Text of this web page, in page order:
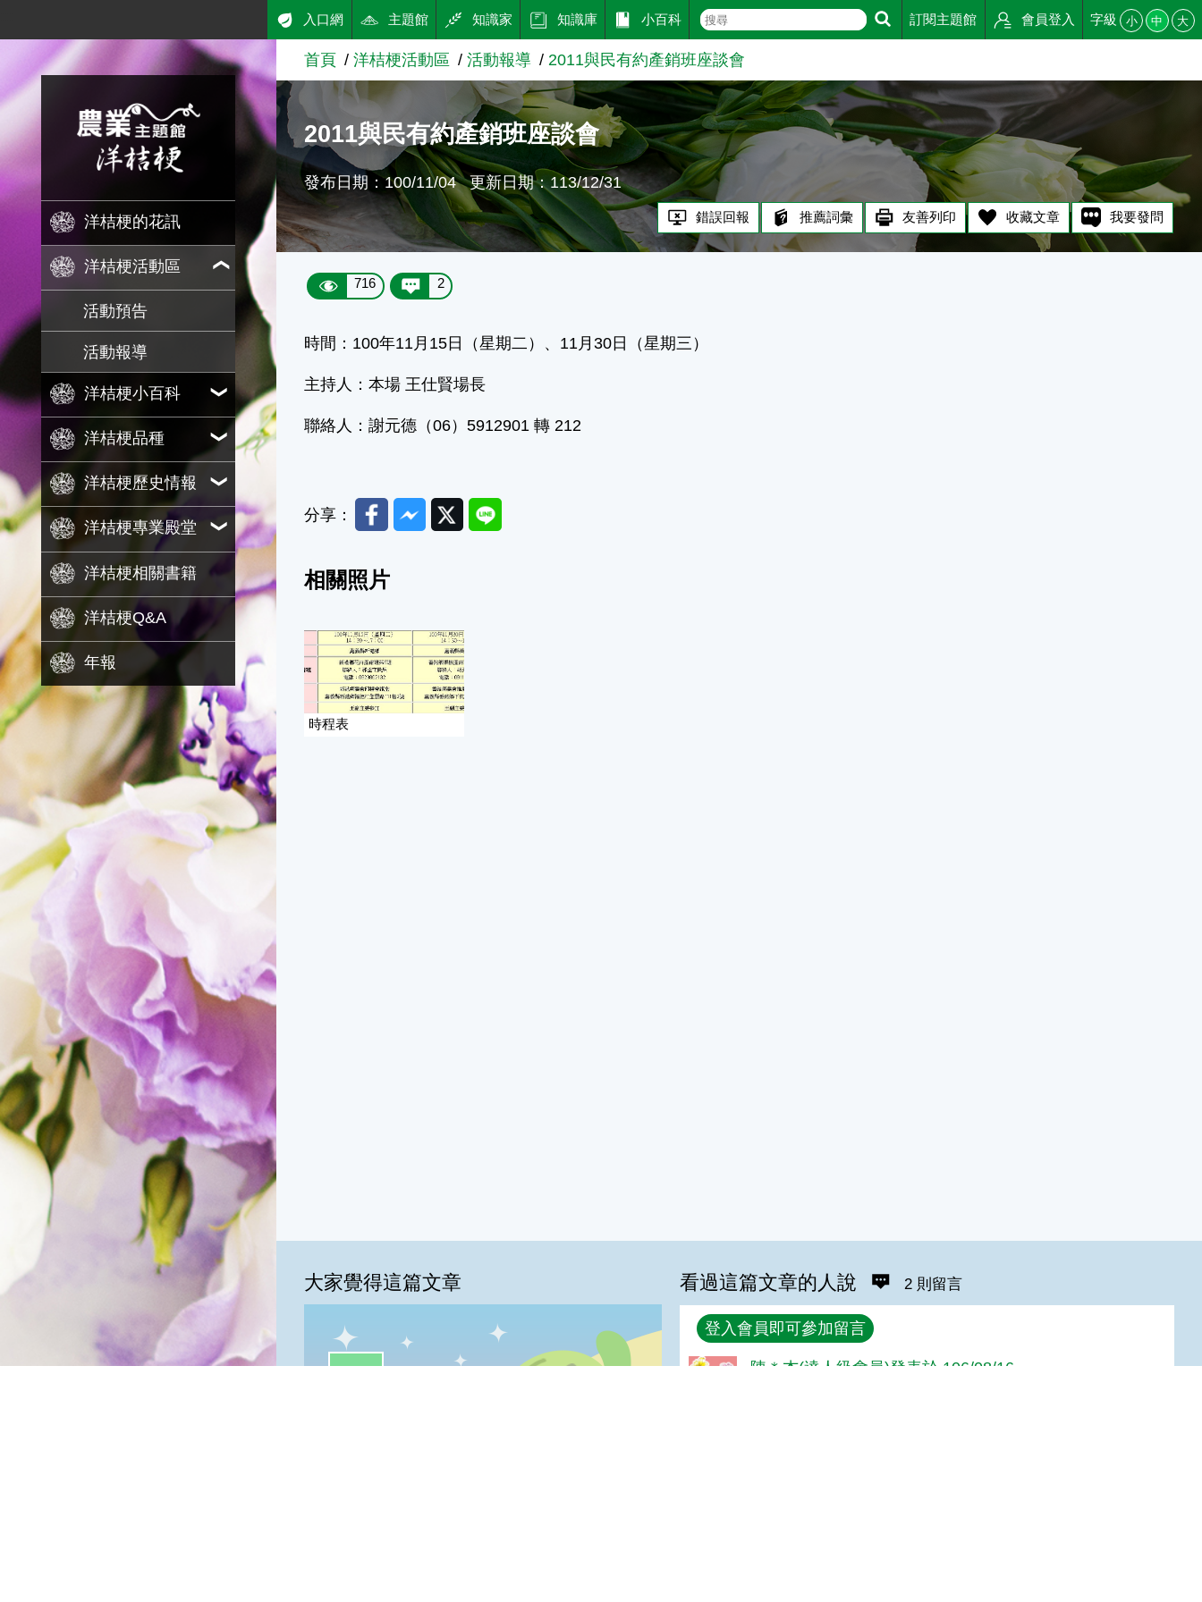
跳到主要內容
農業知識入口網
洋桔梗的花訊
洋桔梗活動區
活動預告
活動報導
洋桔梗小百科
洋桔梗品種
洋桔梗歷史情報
洋桔梗專業殿堂
洋桔梗相關書籍
洋桔梗Q&A
年報
入口網 主題館 知識家 知識庫 小百科 訂閱主題館 會員登入 字級 小 中 大
首頁 洋桔梗活動區 活動報導 2011與民有約產銷班座談會
2011與民有約產銷班座談會
發布日期：100/11/04 更新日期：113/12/31
錯誤回報 推薦詞彙 友善列印 收藏文章 我要發問
716 2
時間：100年11月15日（星期二）、11月30日（星期三）
主持人：本場 王仕賢場長
聯絡人：謝元德（06）5912901 轉 212
分享： FacebookMessenger
TwitterLine
相關照片
時程表
大家覺得這篇文章
一級棒:71%
看過這篇文章的人說 2 則留言
回覆
登入會員即可參加留言
陳＊杰(達人級會員)發表於 106/08/16